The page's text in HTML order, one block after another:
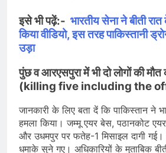
इसे भी पढ़ें:- भारतीय सेना ने बीती
किया वीडियो, इस तरह पाकिस्तानी
उड़ा
पुंछ व आरएसपुरा में भी दो लोगों की मौत
(killing five including the
जानकारी के लिए बता दें कि पाकिस्तान ने
हमला किया। जम्मू एयर बेस, पठानकोट
और उधमपुर पर फतेह-1 मिसाइल दागी गई।
धमाके सुने गए। अधिकारियों के मुताबिक